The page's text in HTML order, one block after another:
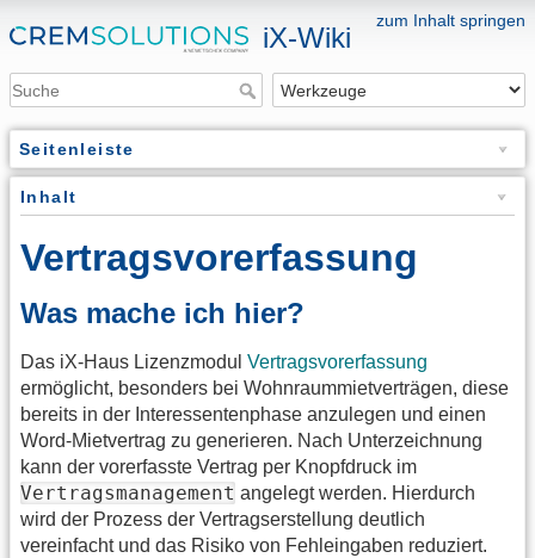
zum Inhalt springen
iX-Wiki
Seitenleiste
Inhalt
Vertragsvorerfassung
Was mache ich hier?
Das iX-Haus Lizenzmodul Vertragsvorerfassung
ermöglicht, besonders bei Wohnraummietverträgen, diese
bereits in der Interessentenphase anzulegen und einen
Word-Mietvertrag zu generieren. Nach Unterzeichnung
kann der vorerfasste Vertrag per Knopfdruck im
Vertragsmanagement angelegt werden. Hierdurch
wird der Prozess der Vertragserstellung deutlich
vereinfacht und das Risiko von Fehleingaben reduziert.